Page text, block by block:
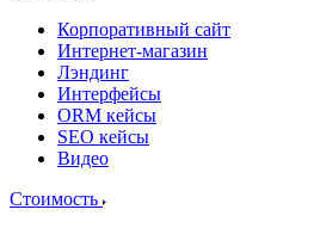
Корпоративный сайт
Интернет-магазин
Лэндинг
Интерфейсы
ORM кейсы
SEO кейсы
Видео
Стоимость